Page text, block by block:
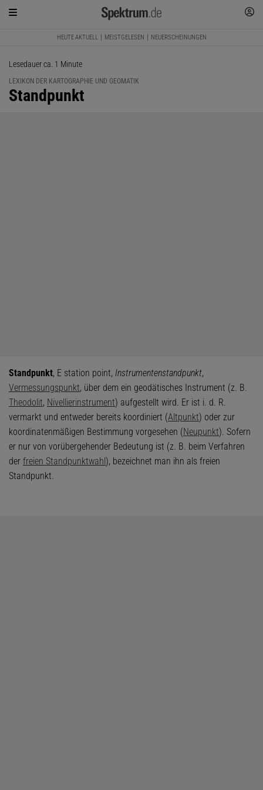
HEUTE AKTUELL MEISTGELESEN NEUERSCHEINUNGEN
Lesedauer ca. 1 Minute
LEXIKON DER KARTOGRAPHIE UND GEOMATIK
:
Standpunkt
Standpunkt, E station point, Instrumentenstandpunkt,
Vermessungspunkt, über dem ein geodätisches Instrument (z. B.
Theodolit, Nivellierinstrument) aufgestellt wird. Er ist i. d. R.
vermarkt und entweder bereits koordiniert (Altpunkt) oder zur
koordinatenmäßigen Bestimmung vorgesehen (Neupunkt). Sofern
er nur von vorübergehender Bedeutung ist (z. B. beim Verfahren
der freien Standpunktwahl), bezeichnet man ihn als freien
Standpunkt.